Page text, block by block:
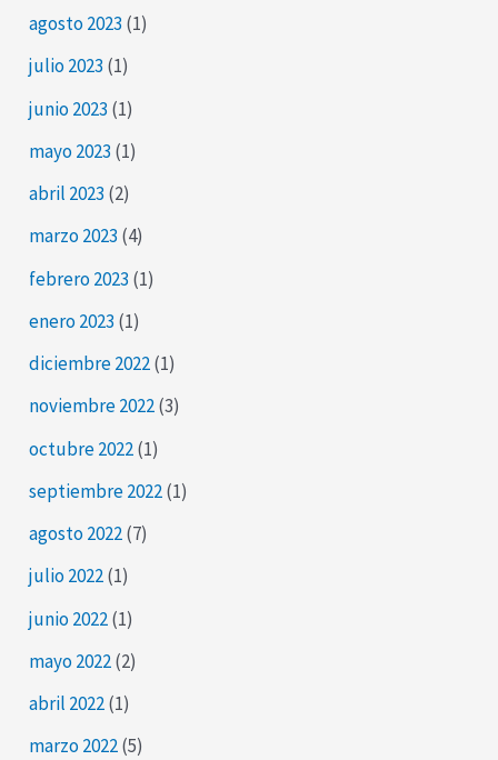
agosto 2023 (1)
julio 2023 (1)
junio 2023 (1)
mayo 2023 (1)
abril 2023 (2)
marzo 2023 (4)
febrero 2023 (1)
enero 2023 (1)
diciembre 2022(1)
noviembre 2022(3)
octubre 2022(1)
septiembre 2022(1)
agosto 2022(7)
julio 2022(1)
junio 2022(1)
mayo 2022(2)
abril 2022(1)
marzo 2022(5)